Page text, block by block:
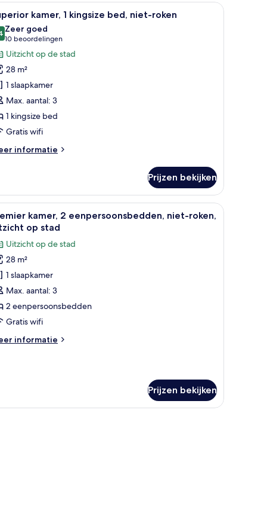
bank, een kleine tafel en uitzicht op een stadsbeeld.
Een moderne hotelkamer met een groot
7 kamer, 1 kingsize bed, niet-roken
van 10
Zeer goed
10 beoordelingen
(10
beoordelingen)
Uitzicht op de stad
28 m²
1 slaapkamer
Max. aantal: 3
1 kingsize bed
Gratis wifi
informatie
Prijzen bekijken
een bureau, een stoel en uitzicht op de stad.
Een hotelkamer met een groot bed, een
7
kamer, 2 eenpersoonsbedden, niet-roken,
op stad
Uitzicht op de stad
28 m²
1 slaapkamer
Max. aantal: 3
2 eenpersoonsbedden
Gratis wifi
informatie
Prijzen bekijken